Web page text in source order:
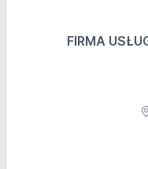
FIRMA